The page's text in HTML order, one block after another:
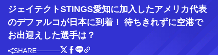
ジェイテクトSTINGS愛知に加入したアメリカ代表
のデファルコが日本に到着！ 待ちきれずに空港で
お出迎えした選手は？
SHARE